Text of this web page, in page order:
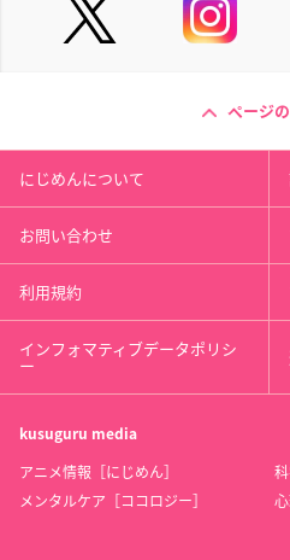
ページ
にじめんについて
お問い合わせ
利用規約
インフォマティブデータポリシ
ー
kusuguru media
アニメ情報［にじめん］
メンタルケア［ココロジー］